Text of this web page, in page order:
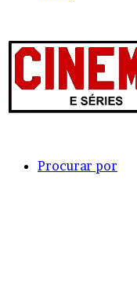
Procurar por